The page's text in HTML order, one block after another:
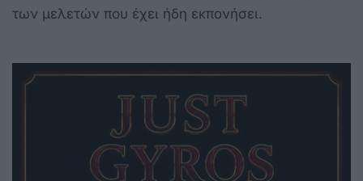
των μελετών που έχει ήδη εκπονήσει.